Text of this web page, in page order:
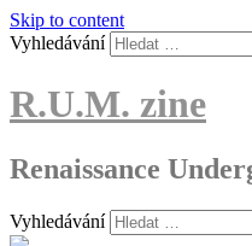
Skip to content
Vyhledávání
R.U.M. zine
Renaissance
Vyhledávání